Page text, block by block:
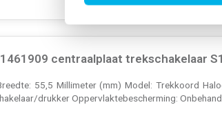
centraalplaat trekschakelaar
55,5 Millimeter (mm) Model: Trekkoord
drukker Oppervlaktebescherming: